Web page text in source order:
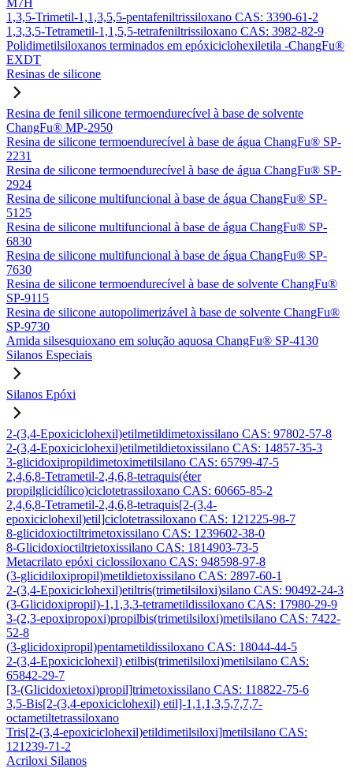
M7H
1,3,5-Trimetil-1,1,3,5,5-pentafeniltrissiloxano CAS: 3390-61-2
1,3,3,5-Tetrametil-1,1,5,5-tetrafeniltrissiloxano CAS: 3982-82-9
Polidimetilsiloxanos terminados em epóxiciclohexiletila -ChangFu®
EXDT
Resinas de silicone
Resina de fenil silicone termoendurecível à base de solvente
ChangFu® MP-2950
Resina de silicone termoendurecível à base de água ChangFu® SP-
2231
Resina de silicone termoendurecível à base de água ChangFu® SP-
2924
Resina de silicone multifuncional à base de água ChangFu® SP-
5125
Resina de silicone multifuncional à base de água ChangFu® SP-
6830
Resina de silicone multifuncional à base de água ChangFu® SP-
7630
Resina de silicone termoendurecível à base de solvente ChangFu®
SP-9115
Resina de silicone autopolimerizável à base de solvente ChangFu®
SP-9730
Amida silsesquioxano em solução aquosa ChangFu® SP-4130
Silanos Especiais
Silanos Epóxi
2-(3,4-Epoxiciclohexil)etilmetildimetoxissilano CAS: 97802-57-8
2-(3,4-Epoxiciclohexil)etilmetildietoxissilano CAS: 14857-35-3
3-glicidoxipropildimetoximetilsilano CAS: 65799-47-5
2,4,6,8-Tetrametil-2,4,6,8-tetraquis(éter
propilglicidílico)ciclotetrassiloxano CAS: 60665-85-2
2,4,6,8-Tetrametil-2,4,6,8-tetraquis[2-(3,4-
epoxiciclohexil)etil]ciclotetrassiloxano CAS: 121225-98-7
8-glicidoxioctiltrimetoxissilano CAS: 1239602-38-0
8-Glicidoxioctiltrietoxissilano CAS: 1814903-73-5
Metacrilato epóxi ciclossiloxano CAS: 948598-97-8
(3-glicidiloxipropil)metildietoxissilano CAS: 2897-60-1
2-(3,4-Epoxiciclohexil)etiltris(trimetilsiloxi)silano CAS: 90492-24-3
(3-Glicidoxipropil)-1,1,3,3-tetrametildissiloxano CAS: 17980-29-9
3-(2,3-epoxipropoxi)propilbis(trimetilsiloxi)metilsilano CAS: 7422-
52-8
(3-glicidoxipropil)pentametildissiloxano CAS: 18044-44-5
2-(3,4-Epoxiciclohexil) etilbis(trimetilsiloxi)metilsilano CAS:
65842-29-7
[3-(Glicidoxietoxi)propil]trimetoxissilano CAS: 118822-75-6
3,5-Bis[2-(3,4-epoxiciclohexil) etil]-1,1,1,3,5,7,7,7-
octametiltetrassiloxano
Tris[2-(3,4-epoxiciclohexil)etildimetilsiloxi]metilsilano CAS:
121239-71-2
Acriloxi Silanos